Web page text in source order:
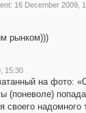
16 December 2009,
рынком)))
15:30
на фото:
своего